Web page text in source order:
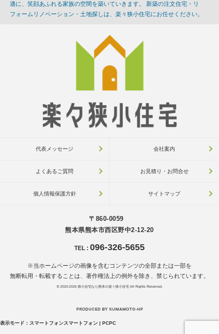
適に、笑顔あふれる家族の空間を築いていきます。 新築の注文住宅・リ
フォームリノベーション・土地探しは、楽々狭小住宅にお任せください。
代表メッセージ 会社案内
よくあるご質問 お見積り・お問合せ
個人情報保護方針 サイトマップ
〒860-0059
熊本県熊本市西区野中2-12-20
TEL : 096-326-5655
※当ホームページの画像を含むコンテンツの全部または一部を
無断転用・転載することは、著作権法上の例外を除き、禁じられています。
© 2020-2026 狭小住宅なら熊本の楽々狭小住宅All Rights Reserved.
表示モード： スマートフォンスマートフォン | PCPC